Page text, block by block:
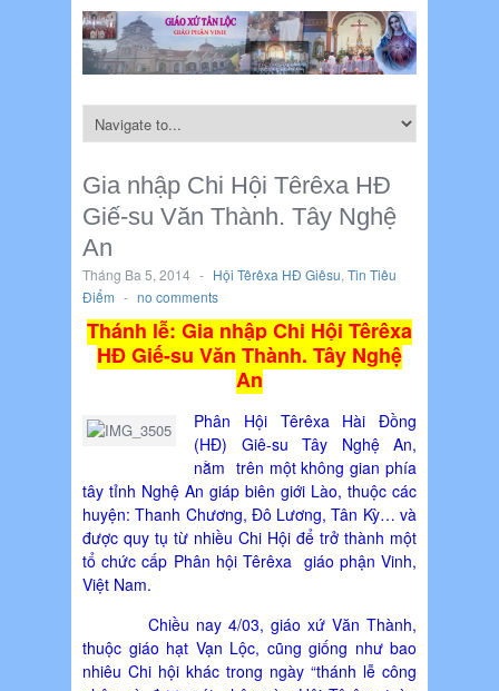
Gia nhập Chi Hội Têrêxa HĐ
Giế-su Văn Thành. Tây Nghệ
An
Tháng Ba 5, 2014 - Hội Têrêxa HĐ Giêsu, Tin Tiêu
Điểm - no comments
Thánh lễ: Gia nhập Chi Hội Têrêxa
HĐ Giế-su Văn Thành. Tây Nghệ
An
Phân Hội Têrêxa Hài Đồng
(HĐ) Giê-su Tây Nghệ An,
nằm trên một không gian phía
tây tỉnh Nghệ An giáp biên giới Lào, thuộc các
huyện: Thanh Chương, Đô Lương, Tân Kỳ… và
được quy tụ từ nhiều Chi Hội để trở thành một
tổ chức cấp Phân hội Têrêxa giáo phận Vinh,
Việt Nam.
Chiều nay 4/03, giáo xứ Văn Thành,
thuộc giáo hạt Vạn Lộc, cũng giống như bao
nhiêu Chi hội khác trong ngày “thánh lễ công